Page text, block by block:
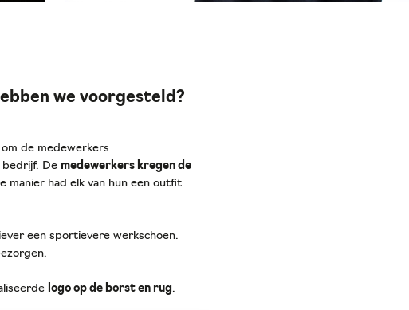
we voorgesteld?
de medewerkers
bedrijf. De medewerkers kregen de
manier had elk van hun een outfit
een sportievere werkschoen.
logo op de borst en rug.